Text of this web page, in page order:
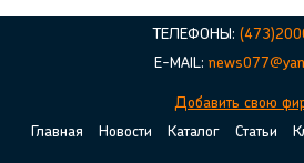
ТЕЛЕФОНЫ:
E-MAIL:
Добавить свою
Главная
Новости Каталог Статьи